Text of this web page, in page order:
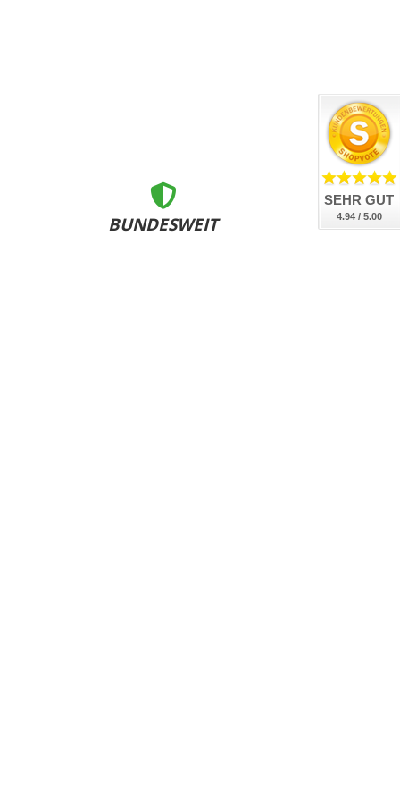
BUNDESWEIT
SEHR GUT
4.94 / 5.00